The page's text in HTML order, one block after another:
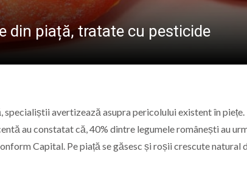
din piață, tratate cu pesticide
avertizează asupra pericolului existent în
au constatat că, 40% dintre legumele românești au
Capital. Pe piață se găsesc și roșii crescute natural